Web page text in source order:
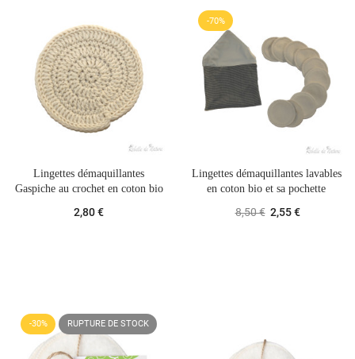
Lingettes démaquillantes
Gaspiche au crochet en coton bio
2,80 €
-70%
Lingettes démaquillantes lavables
en coton bio et sa pochette
8,50 € 2,55 €
-30% RUPTURE DE STOCK